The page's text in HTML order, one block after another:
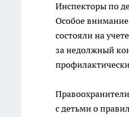
Инспекторы по
Особое
состояли на
за недолжный
с детьми о